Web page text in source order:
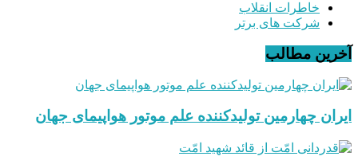
خاطرات انقلاب
شرکت های برتر
آخرین مطالب
ایران چهارمین تولیدکننده علم موتور هواپیمای جهان